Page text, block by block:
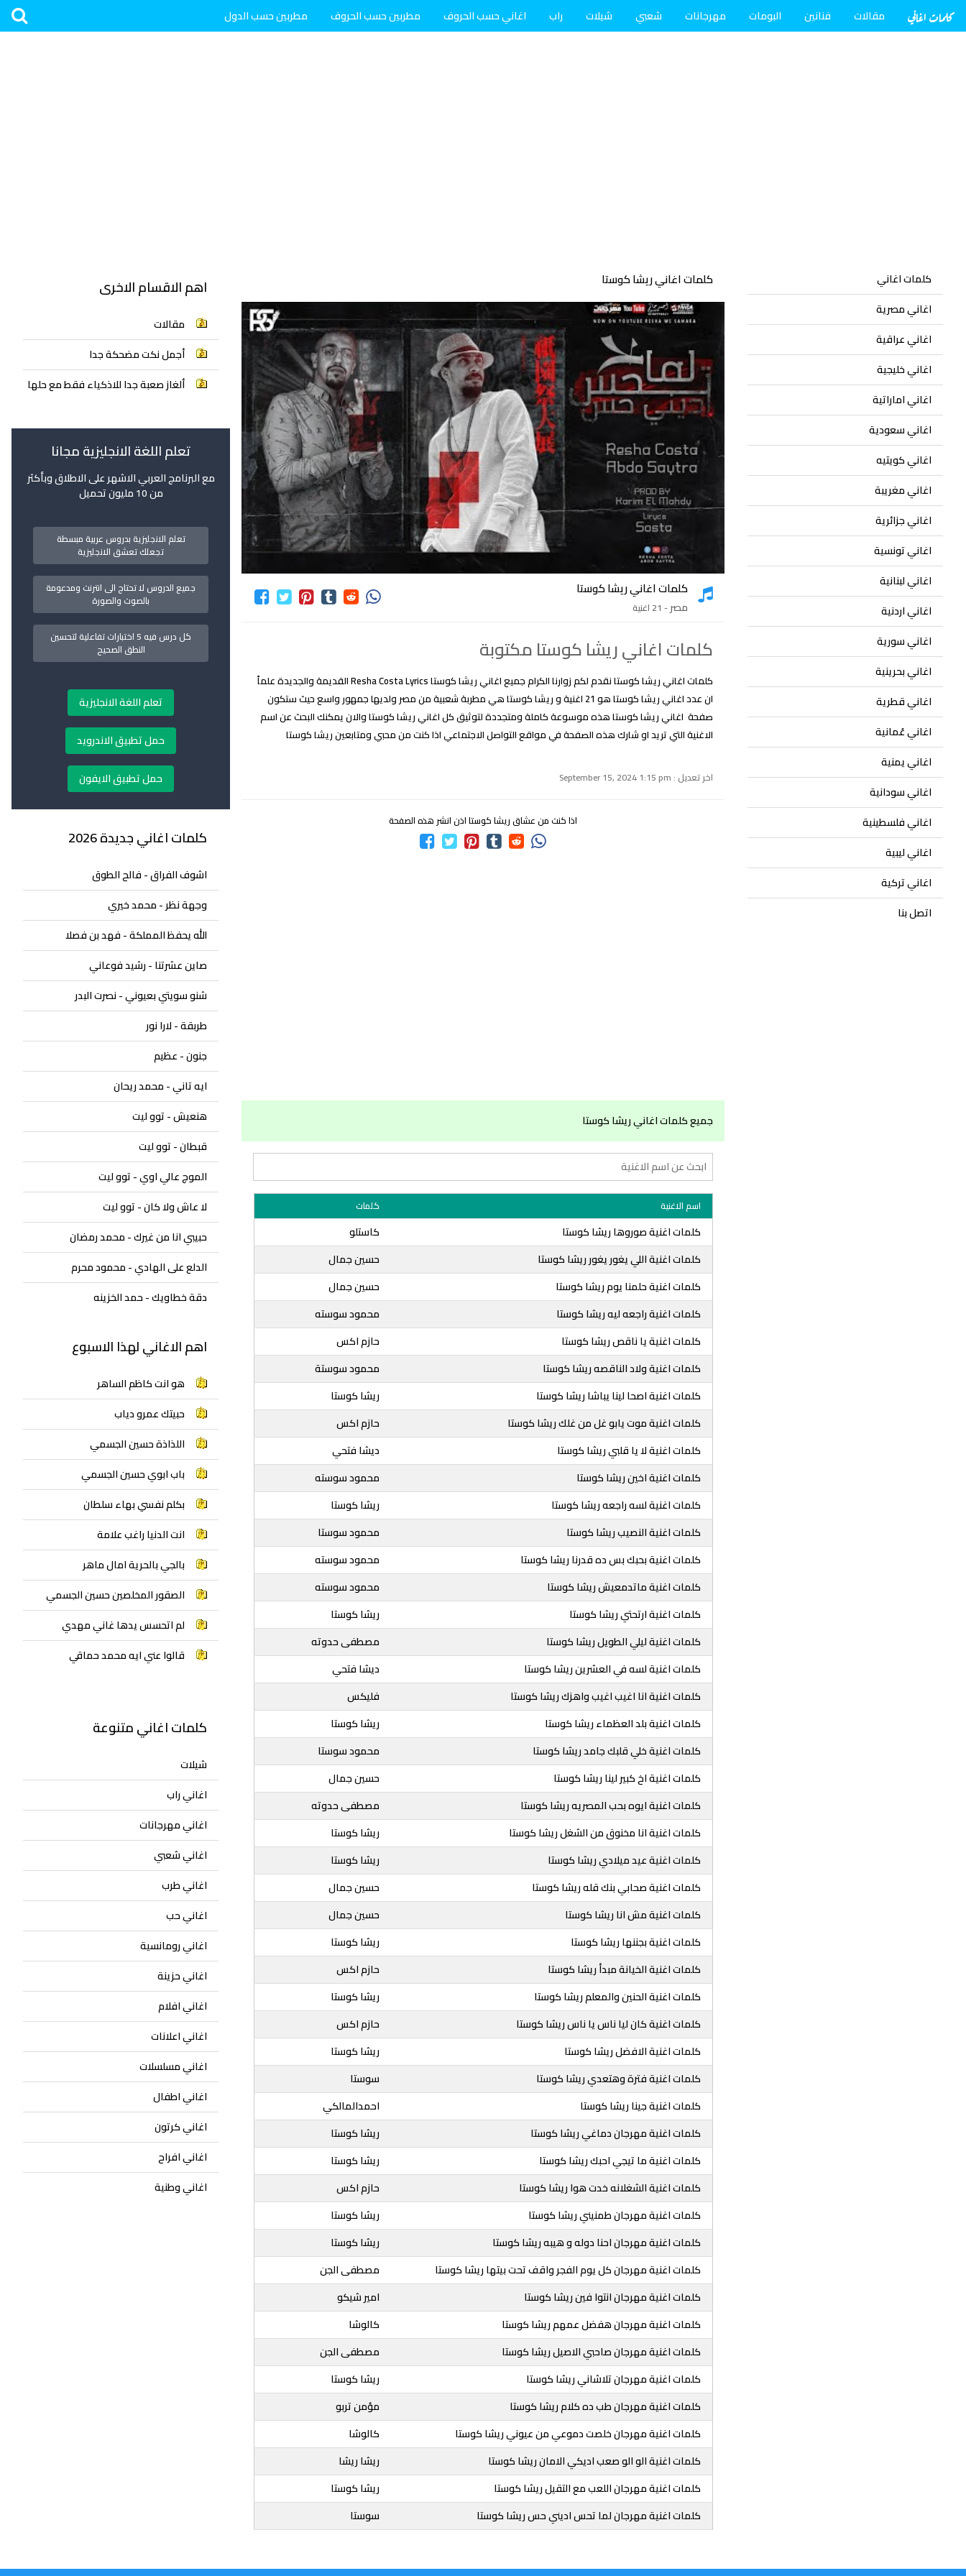
كلمات اغاني مقالات فنانين البومات مهرجانات شعبي شيلات راب اغاني حسب الحروف مطربين حسب الحروف مطربين حسب الدول
كلمات اغاني
اغاني مصرية
اغاني عراقية
اغاني خليجية
اغاني اماراتية
اغاني سعودية
اغاني كويتيه
اغاني مغريبة
اغاني جزائرية
اغاني تونسية
اغاني لبنانية
اغاني اردنية
اغاني سورية
اغاني بحرينية
اغاني قطرية
اغاني عُمانية
اغاني يمنية
اغاني سودانية
اغاني فلسطينية
اغاني ليبية
اغاني تركية
اتصل بنا
كلمات اغاني ريشا كوستا
كلمات اغاني ريشا كوستا
مصر- 21 اغنية
كلمات اغاني ريشا كوستا مكتوبة
كلمات اغاني ريشا كوستا نقدم لكم زوارنا الكرام جميع اغاني ريشا كوستا Resha Costa Lyrics القديمة والجديدة علماً
ان عدد اغاني ريشا كوستا هو 21 اغنية و ريشا كوستا هي مطربة شعبية من مصر ولديها جمهور واسع حيث ستكون
صفحة اغاني ريشا كوستا هذه موسوعة كاملة ومتجددة لتوثيق كل اغاني ريشا كوستا والان يمكنك البحث عن اسم
الاغنية التي تريد او شارك هذه الصفحة في مواقع التواصل الاجتماعي اذا كنت من محبي ومتابعين ريشا كوستا
اخر تعديل : September 15, 2024 1:15 pm
اذا كنت من عشاق ريشا كوستا اذن انشر هذه الصفحة
جميع كلمات اغاني ريشا كوستا
اسم الاغنية كلمات
كلمات اغنية صوروها ريشا كوستا
كاستلو
كلمات اغنية اللي يغور يغور ريشا كوستا
حسين جمال
كلمات اغنية حلمنا يوم ريشا كوستا
حسين جمال
كلمات اغنية راجعه ليه ريشا كوستا
محمود سوسته
كلمات اغنية يا ناقص ريشا كوستا
حازم اكس
كلمات اغنية ولاد الناقصه ريشا كوستا
محمود سوستة
كلمات اغنية اصحا لينا يباشا ريشا كوستا
ريشا كوستا
كلمات اغنية موت يابو غل من غلك ريشا كوستا
حازم اكس
كلمات اغنية لا يا قلبي ريشا كوستا
ديشا فتحي
كلمات اغنية اخين ريشا كوستا
محمود سوسته
كلمات اغنية لسه راجعه ريشا كوستا
ريشا كوستا
كلمات اغنية النصيب ريشا كوستا
محمود سوستا
كلمات اغنية بحبك بس ده قدرنا ريشا كوستا
محمود سوسته
كلمات اغنية ماتدمعيش ريشا كوستا
محمود سوسته
كلمات اغنية ارتحتي ريشا كوستا
ريشا كوستا
كلمات اغنية ليلي الطويل ريشا كوستا
مصطفى حدوته
كلمات اغنية لسه في العشرين ريشا كوستا
ديشا فتحي
كلمات اغنية انا اغيب اغيب واهزك ريشا كوستا
فليكس
كلمات اغنية بلد العظماء ريشا كوستا
ريشا كوستا
كلمات اغنية خلي قلبك جامد ريشا كوستا
محمود سوستا
كلمات اغنية اخ كبير لينا ريشا كوستا
حسين جمال
كلمات اغنية ايوه بحب المصريه ريشا كوستا
مصطفى حدوته
كلمات اغنية انا مخنوق من الشغل ريشا كوستا
ريشا كوستا
كلمات اغنية عيد ميلادي ريشا كوستا
ريشا كوستا
كلمات اغنية صحابي بنك قله ريشا كوستا
حسين جمال
كلمات اغنية مش انا ريشا كوستا
حسين جمال
كلمات اغنية بجننها ريشا كوستا
ريشا كوستا
كلمات اغنية الخيانة مبدأ ريشا كوستا
حازم اكس
كلمات اغنية الحنين والمعلم ريشا كوستا
ريشا كوستا
كلمات اغنية كان ليا ناس يا ناس ريشا كوستا
حازم اكس
كلمات اغنية الافضل ريشا كوستا
ريشا كوستا
كلمات اغنية فترة وهتعدي ريشا كوستا
سوستا
كلمات اغنية جينا ريشا كوستا
احمدالمالكي
كلمات اغنية مهرجان دماغي ريشا كوستا
ريشا كوستا
كلمات اغنية ما تيجي احبك ريشا كوستا
ريشا كوستا
كلمات اغنية الشغلانه خدت هوا ريشا كوستا
حازم اكس
كلمات اغنية مهرجان طمنيني ريشا كوستا
ريشا كوستا
كلمات اغنية مهرجان احنا دوله و هيبه ريشا كوستا
ريشا كوستا
كلمات اغنية مهرجان كل يوم الفجر واقف تحت بيتها ريشا كوستا
مصطفى الجن
كلمات اغنية مهرجان انتوا فين ريشا كوستا
امير شيكو
كلمات اغنية مهرجان هفضل عمهم ريشا كوستا
كالوشا
كلمات اغنية مهرجان صاحبي الاصيل ريشا كوستا
مصطفى الجن
كلمات اغنية مهرجان تلاشاني ريشا كوستا
ريشا كوستا
كلمات اغنية مهرجان طب ده كلام ريشا كوستا
مؤمن تربو
كلمات اغنية مهرجان خلصت دموعي من عيوني ريشا كوستا
كالوشا
كلمات اغنية الو الو صعب اديكي الامان ريشا كوستا
ريشا ريشا
كلمات اغنية مهرجان اللعب مع التقيل ريشا كوستا
ريشا كوستا
كلمات اغنية مهرجان لما تحس اديني حس ريشا كوستا
سوستا
اهم الاقسام الاخرى
مقالات
أجمل نكت مضحكة جدا
ألغاز صعبة جدا للاذكياء فقط مع حلها
تعلم اللغة الانجليزية مجانا
مع البرنامج العربي الاشهر على الاطلاق وبأكثر
من 10 مليون تحميل
تعلم الانجليزية بدروس عربية مبسطة
تجعلك تعشق الانجليزية
جميع الدروس لا تحتاج الى انترنت ومدعومة
بالصوت والصورة
كل درس فيه 5 اختبارات تفاعلية لتحسين
النطق الصحيح
تعلم اللغة الانجليزية
حمل تطبيق الاندرويد
حمل تطبيق الايفون
كلمات اغاني جديدة 2026
اشوف الفراق - فالح الطوق
وجهة نظر - محمد خيري
الله يحفظ المملكة - فهد بن فصلا
صاين عشرتنا - رشيد فوعاني
شنو سويتي بعيوني - نصرت البدر
طربقة - لارا نور
جنون - عظيم
ايه تاني - محمد ريحان
هنعيش - توو ليت
قبطان - توو ليت
الموج عالي اوي - توو ليت
لا عاش ولا كان - توو ليت
حبيبي انا من غيرك - محمد رمضان
الدلع على الهادي - محمود محرم
دقة خطاويك - حمد الخزينه
اهم الاغاني لهذا الاسبوع
هو انت كاظم الساهر
حبيتك عمرو دياب
اللذاذة حسين الجسمي
باب ابوي حسين الجسمي
بكلم نفسي بهاء سلطان
انت الدنيا راغب علامة
بالجي بالحرية امال ماهر
الصقور المخلصين حسين الجسمي
لم اتحسس يدها غاني مهدي
قالوا عني ايه محمد حماقي
كلمات اغاني متنوعة
شيلات
اغاني راب
اغاني مهرجانات
اغاني شعبي
اغاني طرب
اغاني حب
اغاني رومانسية
اغاني حزينة
اغاني افلام
اغاني اعلانات
اغاني مسلسلات
اغاني اطفال
اغاني كرتون
اغاني افراح
اغاني وطنية